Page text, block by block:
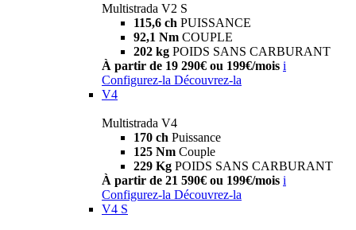
Multistrada V2 S
115,6 ch PUISSANCE
92,1 Nm COUPLE
202 kg POIDS SANS CARBURANT
À partir de 19 290€ ou 199€/mois i
Configurez-la Découvrez-la
V4
Multistrada V4
170 ch Puissance
125 Nm Couple
229 Kg POIDS SANS CARBURANT
À partir de 21 590€ ou 199€/mois i
Configurez-la Découvrez-la
V4 S